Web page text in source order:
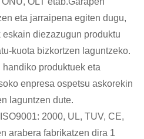
eta jarraipena egiten dugu,
diezazugun produktu
kuota bizkortzen laguntzeko.
produktuek eta
enpresa ospetsu askorekin
laguntzen dute.
2000, UL, TUV, CE,
arabera fabrikatzen dira 1